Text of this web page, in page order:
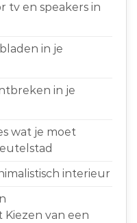
tv en speakers in
in je
in je
wat je moet
interieur
van een